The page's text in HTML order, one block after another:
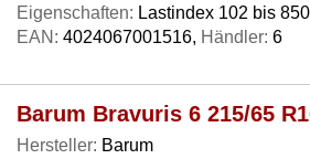
Eigenschaften: Lastindex 102 bis
EAN: 4024067001516, Händler: 6
Barum Bravuris 6 215/65
Hersteller: Barum